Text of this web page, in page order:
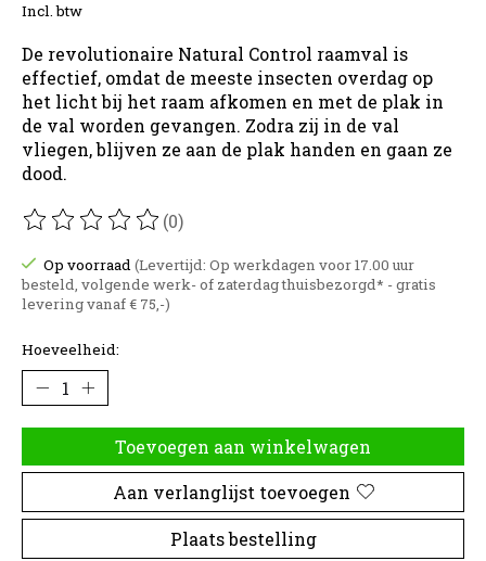
Incl. btw
De revolutionaire Natural Control raamval is
effectief, omdat de meeste insecten overdag op
het licht bij het raam afkomen en met de plak in
de val worden gevangen. Zodra zij in de val
vliegen, blijven ze aan de plak handen en gaan ze
dood.
De beoordeling van dit product is
(0)
Op voorraad (Levertijd: Op werkdagen voor 17.00 uur
besteld, volgende werk- of zaterdag thuisbezorgd* - gratis
levering vanaf € 75,-)
Hoeveelheid:
Toevoegen aan winkelwagen
Aan verlanglijst toevoegen
Plaats bestelling